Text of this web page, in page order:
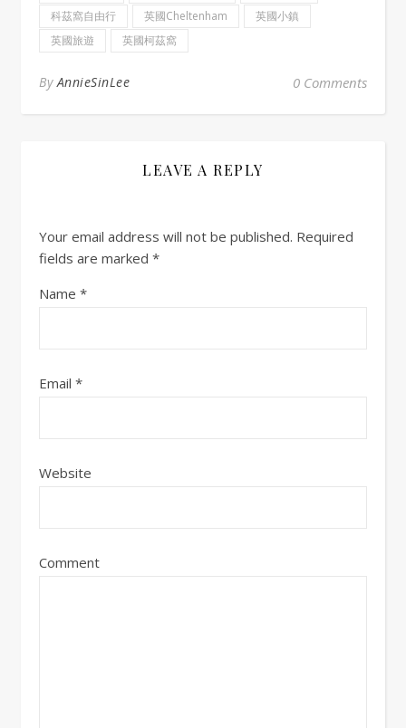
科茲窩自由行
英國Cheltenham
英國小鎮
英國旅遊
英國柯茲窩
ByAnnieSinLee 0 Comments
LEAVE A REPLY
Your email address will not be published. Required
fields are marked *
Name *
Email *
Website
Comment